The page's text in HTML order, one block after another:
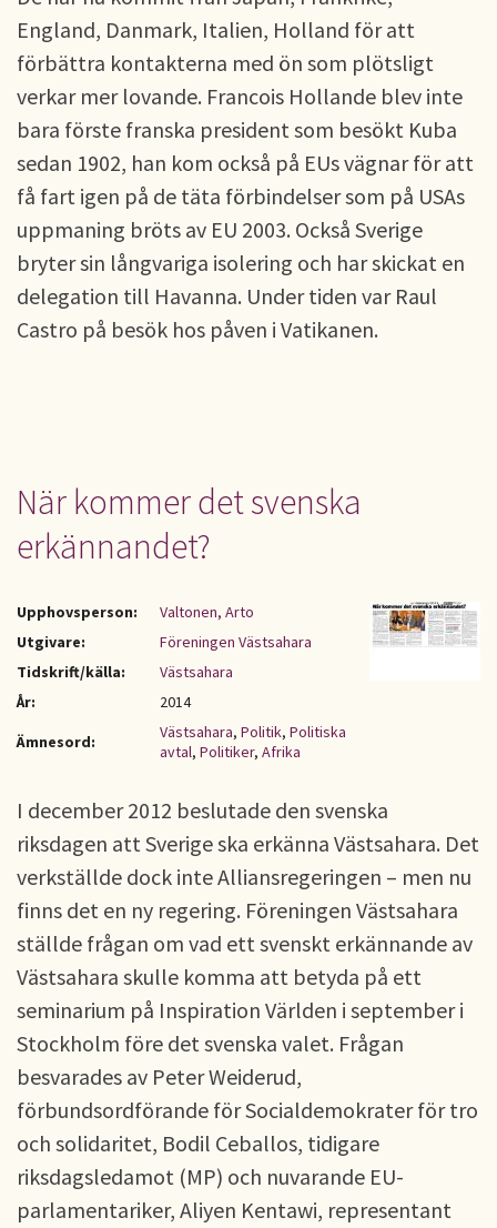
England, Danmark, Italien, Holland för att
förbättra kontakterna med ön som plötsligt
verkar mer lovande. Francois Hollande blev inte
bara förste franska president som besökt Kuba
sedan 1902, han kom också på EUs vägnar för att
få fart igen på de täta förbindelser som på USAs
uppmaning bröts av EU 2003. Också Sverige
bryter sin långvariga isolering och har skickat en
delegation till Havanna. Under tiden var Raul
Castro på besök hos påven i Vatikanen.
När kommer det svenska
erkännandet?
Upphovsperson:
Valtonen, Arto
Utgivare:
Föreningen Västsahara
Tidskrift/källa:
Västsahara
År:
2014
Ämnesord:
Västsahara, Politik, Politiska
avtal, Politiker, Afrika
I december 2012 beslutade den svenska
riksdagen att Sverige ska erkänna Västsahara. Det
verkställde dock inte Alliansregeringen – men nu
finns det en ny regering. Föreningen Västsahara
ställde frågan om vad ett svenskt erkännande av
Västsahara skulle komma att betyda på ett
seminarium på Inspiration Världen i september i
Stockholm före det svenska valet. Frågan
besvarades av Peter Weiderud,
förbundsordförande för Socialdemokrater för tro
och solidaritet, Bodil Ceballos, tidigare
riksdagsledamot (MP) och nuvarande EU-
parlamentariker, Aliyen Kentawi, representant